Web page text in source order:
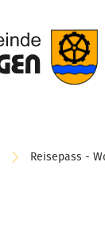
Reisepass -